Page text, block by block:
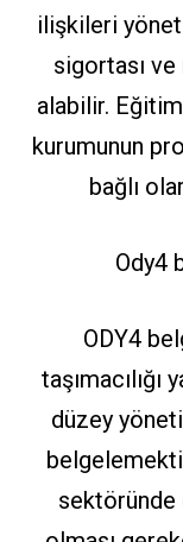
ilişkileri
sigortası
alabilir.
kurumunun
bağlı
Ody4
ODY4
düzey
sektöründe